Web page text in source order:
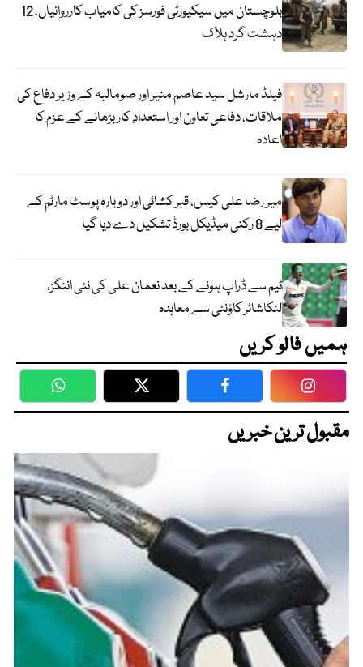
بلوچستان میں سیکیورٹی فورسز کی کامیاب کارروائیاں، 12
دہشت گرد ہلاک
فیلڈ مارشل سید عاصم منیر اور صومالیہ کے وزیر دفاع کی
ملاقات، دفاعی تعاون اور استعدادِ کار بڑھانے کے عزم کا
اعادہ
میر رضا علی کیس، قبر کشائی اور دوبارہ پوسٹ مارٹم کے
لیے 8 رکنی میڈیکل بورڈ تشکیل دے دیا گیا
ٹیم سے ڈراپ ہونے کے بعد نعمان علی کی نئی اننگز،
لنکاشائر کاؤنٹی سے معاہدہ
ہمیں فالو کریں
WhatsApp Twitter Facebook
مقبول ترین خبریں